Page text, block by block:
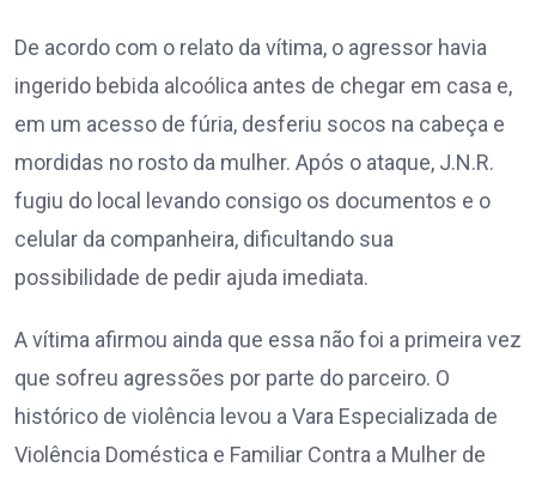
De acordo com o relato da vítima, o agressor havia
ingerido bebida alcoólica antes de chegar em casa e,
em um acesso de fúria, desferiu socos na cabeça e
mordidas no rosto da mulher. Após o ataque, J.N.R.
fugiu do local levando consigo os documentos e o
celular da companheira, dificultando sua
possibilidade de pedir ajuda imediata.
A vítima afirmou ainda que essa não foi a primeira vez
que sofreu agressões por parte do parceiro. O
histórico de violência levou a Vara Especializada de
Violência Doméstica e Familiar Contra a Mulher de